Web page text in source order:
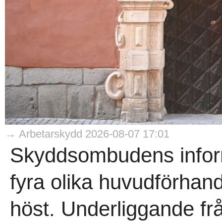
→ Arbetarskydd 2026-08-07 17:01
Skyddsombudens
fyra olika
höst. Underliggande